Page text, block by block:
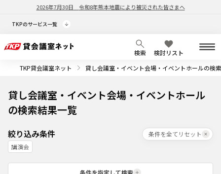
2026年7月30日 令和8年熊本地震により被災された皆さまへ
TKPのサービス一覧
検索
検討リスト
TKP貸会議室ネット
貸し会議室・イベント会場・イベントホールの検
貸し会議室・イベント会場・イベントホール
の検索結果一覧
絞り込み条件
条件を全てリセット
講演会
条件を指定して検索